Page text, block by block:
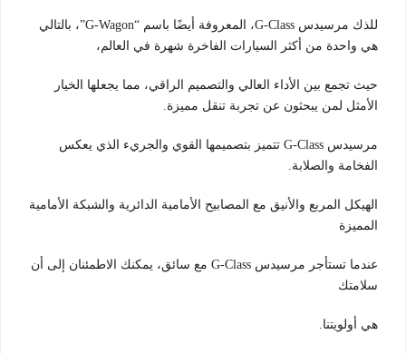
للذك مرسيدس G-Class، المعروفة أيضًا باسم “G-Wagon”، بالتالي
هي واحدة من أكثر السيارات الفاخرة شهرة في العالم،
حيث تجمع بين الأداء العالي والتصميم الراقي، مما يجعلها الخيار
الأمثل لمن يبحثون عن تجربة تنقل مميزة.
مرسيدس G-Class تتميز بتصميمها القوي والجريء الذي يعكس
الفخامة والصلابة.
الهيكل المربع والأنيق مع المصابيح الأمامية الدائرية والشبكة الأمامية
المميزة
عندما تستأجر مرسيدس G-Class مع سائق، يمكنك الاطمئنان إلى أن
سلامتك
هي أولويتنا.